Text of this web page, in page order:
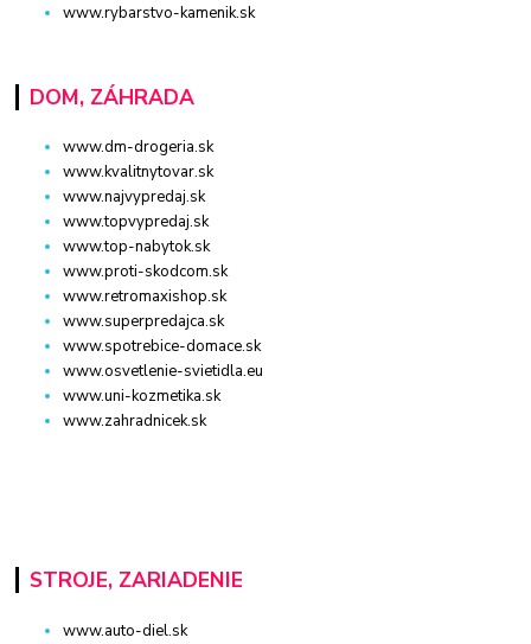
www.rybarstvo-kamenik.sk
DOM, ZÁHRADA
www.dm-drogeria.sk
www.kvalitnytovar.sk
www.najvypredaj.sk
www.topvypredaj.sk
www.top-nabytok.sk
www.proti-skodcom.sk
www.retromaxishop.sk
www.superpredajca.sk
www.spotrebice-domace.sk
www.osvetlenie-svietidla.eu
www.uni-kozmetika.sk
www.zahradnicek.sk
STROJE, ZARIADENIE
www.auto-diel.sk